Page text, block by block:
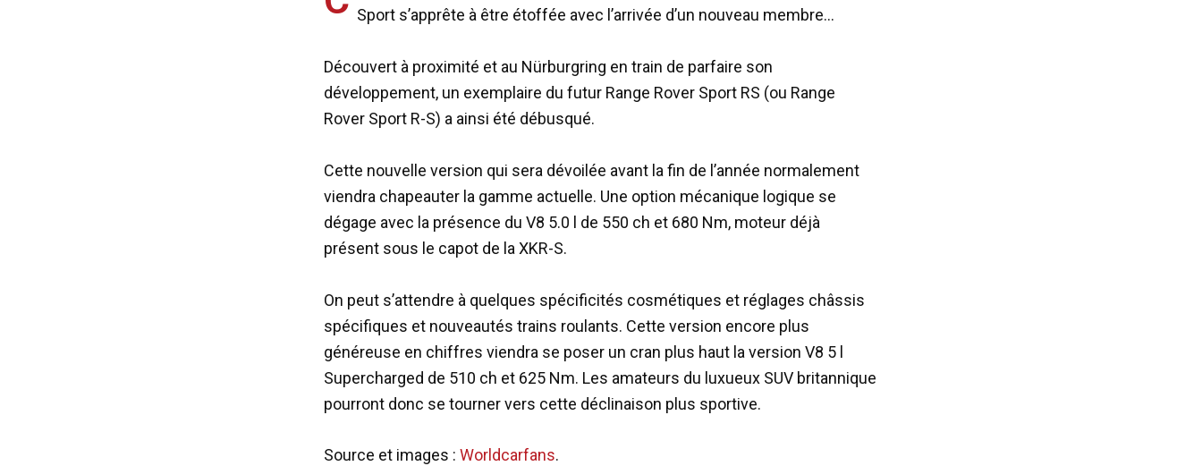
Sport s’apprête à être étoffée avec l’arrivée d’un nouveau membre…
Découvert à proximité et au Nürburgring en train de parfaire son
développement, un exemplaire du futur Range Rover Sport RS (ou Range
Rover Sport R-S) a ainsi été débusqué.
Cette nouvelle version qui sera dévoilée avant la fin de l’année normalement
viendra chapeauter la gamme actuelle. Une option mécanique logique se
dégage avec la présence du V8 5.0 l de 550 ch et 680 Nm, moteur déjà
présent sous le capot de la XKR-S.
On peut s’attendre à quelques spécificités cosmétiques et réglages châssis
spécifiques et nouveautés trains roulants. Cette version encore plus
généreuse en chiffres viendra se poser un cran plus haut la version V8 5 l
Supercharged de 510 ch et 625 Nm. Les amateurs du luxueux SUV britannique
pourront donc se tourner vers cette déclinaison plus sportive.
Source et images : Worldcarfans.